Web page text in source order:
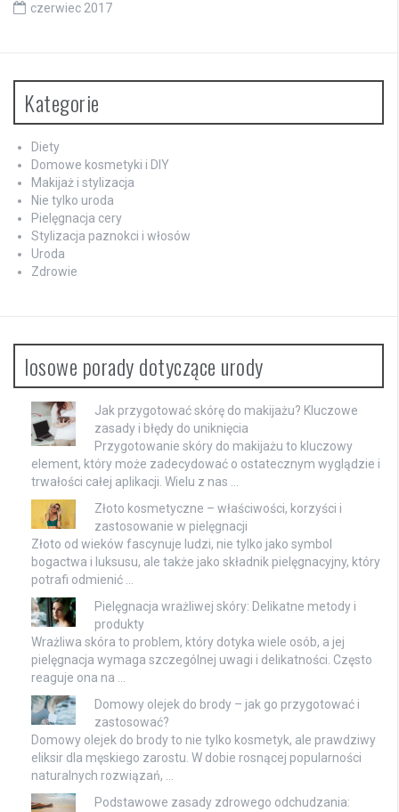
czerwiec 2017
Kategorie
Diety
Domowe kosmetyki i DIY
Makijaż i stylizacja
Nie tylko uroda
Pielęgnacja cery
Stylizacja paznokci i włosów
Uroda
Zdrowie
losowe porady dotyczące urody
Jak przygotować skórę do makijażu? Kluczowe
zasady i błędy do uniknięcia
Przygotowanie skóry do makijażu to kluczowy
element, który może zadecydować o ostatecznym wyglądzie i
trwałości całej aplikacji. Wielu z nas …
Złoto kosmetyczne – właściwości, korzyści i
zastosowanie w pielęgnacji
Złoto od wieków fascynuje ludzi, nie tylko jako symbol
bogactwa i luksusu, ale także jako składnik pielęgnacyjny, który
potrafi odmienić …
Pielęgnacja wrażliwej skóry: Delikatne metody i
produkty
Wrażliwa skóra to problem, który dotyka wiele osób, a jej
pielęgnacja wymaga szczególnej uwagi i delikatności. Często
reaguje ona na …
Domowy olejek do brody – jak go przygotować i
zastosować?
Domowy olejek do brody to nie tylko kosmetyk, ale prawdziwy
eliksir dla męskiego zarostu. W dobie rosnącej popularności
naturalnych rozwiązań, …
Podstawowe zasady zdrowego odchudzania: